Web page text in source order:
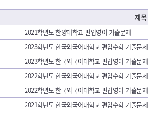
제목
2021학년도 한양대학교 편입영어 기출문제
2023학년도 한국외국어대학교 편입수학 기출문제
2023학년도 한국외국어대학교 편입영어 기출문제
2022학년도 한국외국어대학교 편입수학 기출문제
2022학년도 한국외국어대학교 편입영어 기출문제
2021학년도 한국외국어대학교 편입수학 기출문제